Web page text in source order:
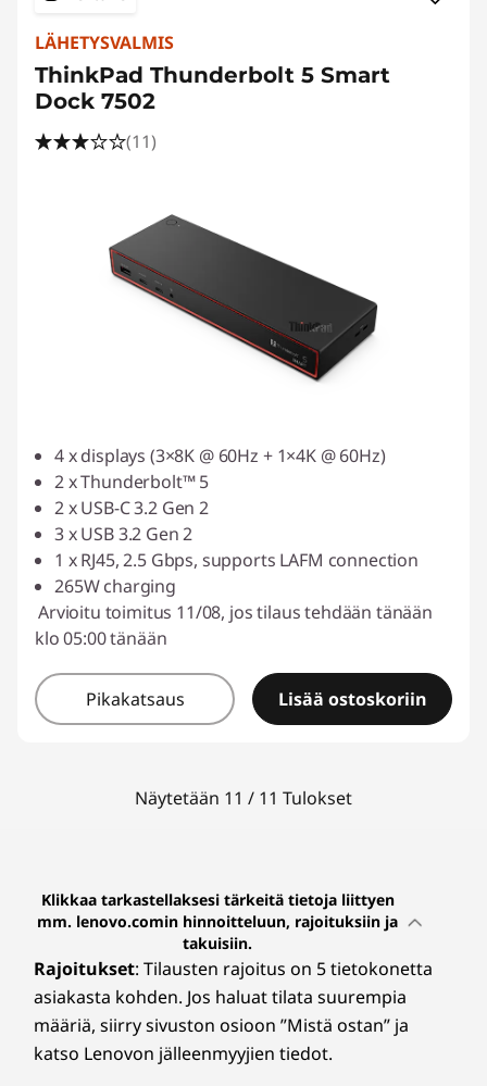
LÄHETYSVALMIS
ThinkPad Thunderbolt 5 Smart
Dock 7502
(11)
4 x displays (3×8K @ 60Hz + 1×4K @ 60Hz)
2 x Thunderbolt™ 5
2 x USB-C 3.2 Gen 2
3 x USB 3.2 Gen 2
1 x RJ45, 2.5 Gbps, supports LAFM connection
265W charging
Arvioitu toimitus 11/08, jos tilaus tehdään tänään
klo 05:00 tänään
Pikakatsaus Lisää ostoskoriin
Näytetään 11 / 11 Tulokset
Klikkaa tarkastellaksesi tärkeitä tietoja liittyen
mm. lenovo.comin hinnoitteluun, rajoituksiin ja
takuisiin.
Rajoitukset: Tilausten rajoitus on 5 tietokonetta
asiakasta kohden. Jos haluat tilata suurempia
määriä, siirry sivuston osioon ”Mistä ostan” ja
katso Lenovon jälleenmyyjien tiedot.